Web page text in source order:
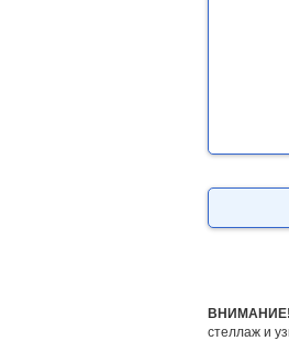
ВНИМАНИЕ!
стеллаж и